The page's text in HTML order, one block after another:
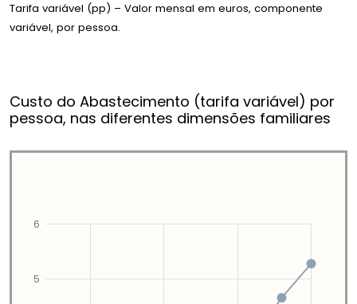
Tarifa variável (pp) – Valor mensal em euros, componente
variável, por pessoa.
Custo do Abastecimento (tarifa variável) por
pessoa, nas diferentes dimensões familiares
5
6